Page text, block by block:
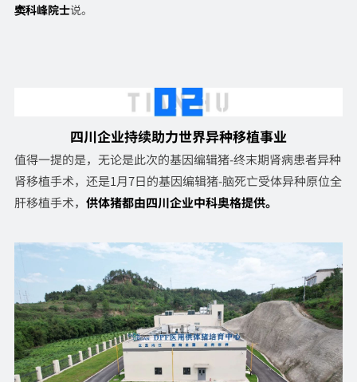
窦科峰院士说。
四川企业持续助力世界异种移植事业
值得一提的是，无论是此次的基因编辑猪-终末期肾病患者异种
肾移植手术，还是1月7日的基因编辑猪-脑死亡受体异种原位全
肝移植手术， 供体猪都由四川企业中科奥格提供。